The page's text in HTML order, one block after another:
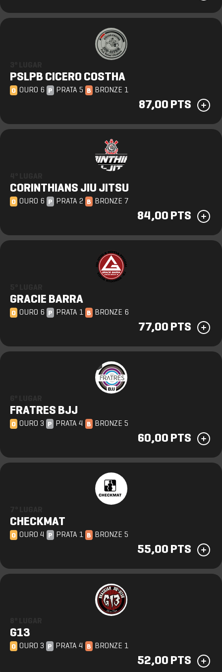
PSLPB CICERO COSTHA
O OURO 6 P PRATA 5 B BRONZE 1
87,00 PTS
CORINTHIANS JIU JITSU
O OURO 6 P PRATA 2 B BRONZE 7
84,00 PTS
GRACIE BARRA
O OURO 6 P PRATA 1 B BRONZE 6
77,00 PTS
FRATRES BJJ
O OURO 3 P PRATA 4 B BRONZE 5
60,00 PTS
CHECKMAT
O OURO 4 P PRATA 1 B BRONZE 5
55,00 PTS
G13
O OURO 3 P PRATA 4 B BRONZE 1
52,00 PTS